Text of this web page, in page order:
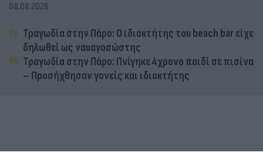
08.08.2026
Τραγωδία στην Πάρο: Ο ιδιοκτήτης του beach bar είχε
δηλωθεί ως ναυαγοσώστης
Τραγωδία στην Πάρο: Πνίγηκε 4χρονο παιδί σε πισίνα
– Προσήχθησαν γονείς και ιδιοκτήτης